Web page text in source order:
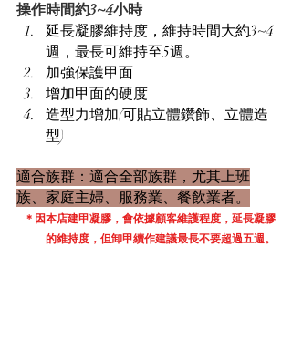
操作時間約3~4小時
延長凝膠維持度，維持時間大約3~4
週，最長可維持至5週。
加強保護甲面
增加甲面的硬度
造型力增加(可貼立體鑽飾、立體造
型)
適合族群：適合全部族群，尤其上班
族、家庭主婦、服務業、餐飲業者。
＊因本店建甲凝膠，會依據顧客維護程度，延長凝膠
的維持度，但卸甲續作建議最長不要超過五週。